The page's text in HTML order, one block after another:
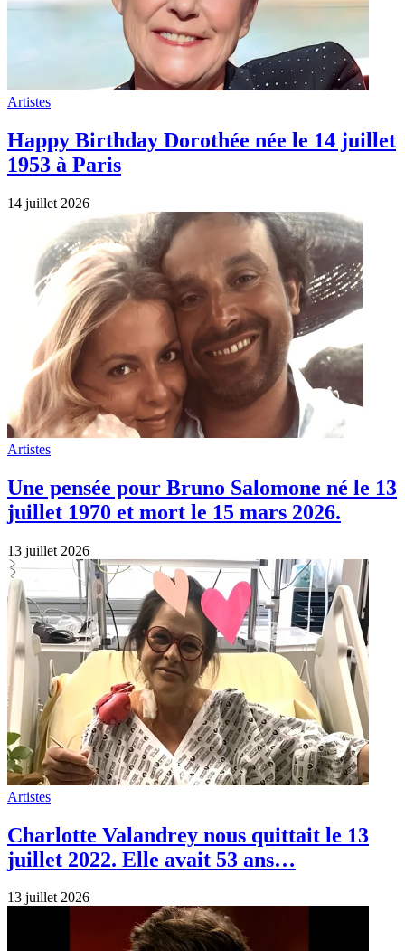
Artistes
Happy Birthday Dorothée née le 14 juillet
1953 à Paris
14 juillet 2026
Artistes
Une pensée pour Bruno Salomone né le 13
juillet 1970 et mort le 15 mars 2026.
13 juillet 2026
Artistes
Charlotte Valandrey nous quittait le 13
juillet 2022. Elle avait 53 ans…
13 juillet 2026